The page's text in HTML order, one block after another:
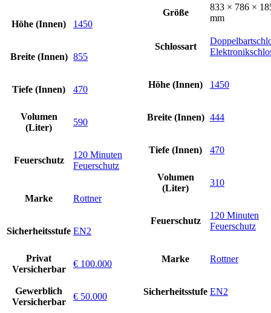
Höhe (Innen) 1450
Breite (Innen) 855
Tiefe (Innen) 470
Volumen
(Liter)
590
Feuerschutz
120 Minuten
Feuerschutz
Marke Rottner
Sicherheitsstufe EN2
Privat
Versicherbar
€ 100.000
Gewerblich
Versicherbar
€ 50.000
Größe
833 × 786 ×
mm
Schlossart
Höhe (Innen) 1450
Breite (Innen) 444
Tiefe (Innen) 470
Volumen
(Liter)
310
Feuerschutz
120 Minuten
Feuerschutz
Marke Rottner
Sicherheitsstufe EN2